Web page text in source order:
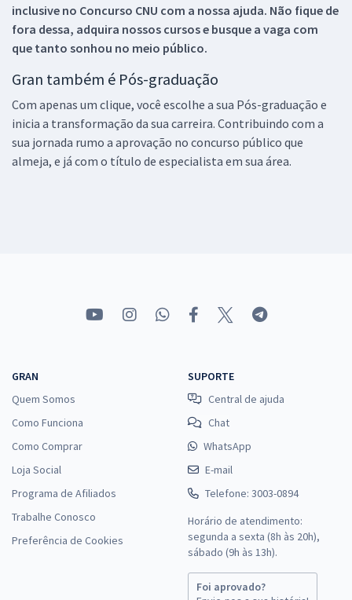
inclusive no Concurso CNU com a nossa ajuda. Não fique de
fora dessa, adquira nossos cursos e busque a vaga com
que tanto sonhou no meio público.
Gran também é Pós-graduação
Com apenas um clique, você escolhe a sua Pós-graduação e
inicia a transformação da sua carreira. Contribuindo com a
sua jornada rumo a aprovação no concurso público que
almeja, e já com o título de especialista em sua área.
GRAN
Quem Somos
Como Funciona
Como Comprar
Loja Social
Programa de Afiliados
Trabalhe Conosco
Preferência de Cookies
SUPORTE
Central de ajuda
Chat
WhatsApp
E-mail
Telefone: 3003-0894
Horário de atendimento:
segunda a sexta (8h às 20h),
sábado (9h às 13h).
Foi aprovado?